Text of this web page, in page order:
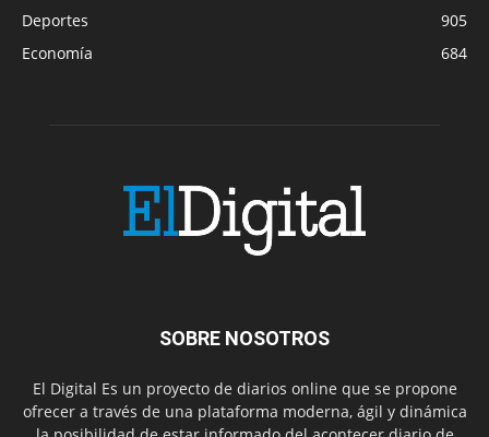
Deportes
905
Economía
684
SOBRE NOSOTROS
El Digital Es un proyecto de diarios online que se propone
ofrecer a través de una plataforma moderna, ágil y dinámica